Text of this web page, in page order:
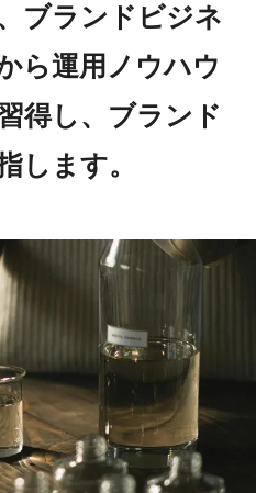
ブランドビジネ
ら運用ノウハウ
得し、ブランド
します。